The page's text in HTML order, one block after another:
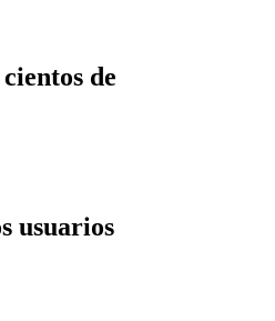
de
usuarios